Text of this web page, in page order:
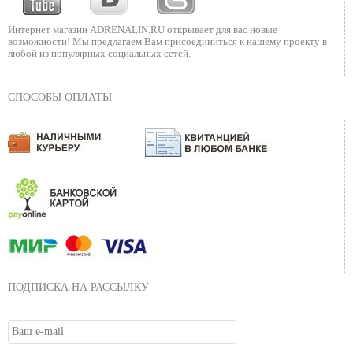
Интернет магазин ADRENALIN.RU открывает для вас новые
возможности! Мы предлагаем Вам присоединиться к нашему проекту в
любой из популярных социальных сетей.
СПОСОБЫ ОПЛАТЫ
ПОДПИСКА НА РАССЫЛКУ